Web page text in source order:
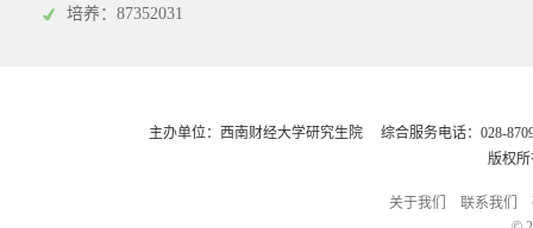
培养：87352031
主办单位：西南财经大学研究生院 综合服务电话：028-
版权
关于我们 联系我们